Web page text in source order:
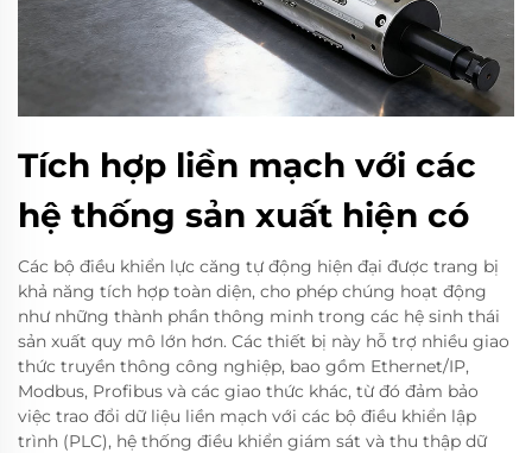
Tích hợp liền mạch với các
hệ thống sản xuất hiện có
Các bộ điều khiển lực căng tự động hiện đại được trang bị
khả năng tích hợp toàn diện, cho phép chúng hoạt động
như những thành phần thông minh trong các hệ sinh thái
sản xuất quy mô lớn hơn. Các thiết bị này hỗ trợ nhiều giao
thức truyền thông công nghiệp, bao gồm Ethernet/IP,
Modbus, Profibus và các giao thức khác, từ đó đảm bảo
việc trao đổi dữ liệu liền mạch với các bộ điều khiển lập
trình (PLC), hệ thống điều khiển giám sát và thu thập dữ